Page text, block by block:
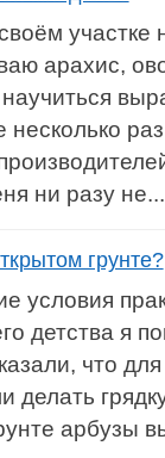
участке
арахис,
ни разу не...
грунте?
условия
детства я
что
делать
арбузы